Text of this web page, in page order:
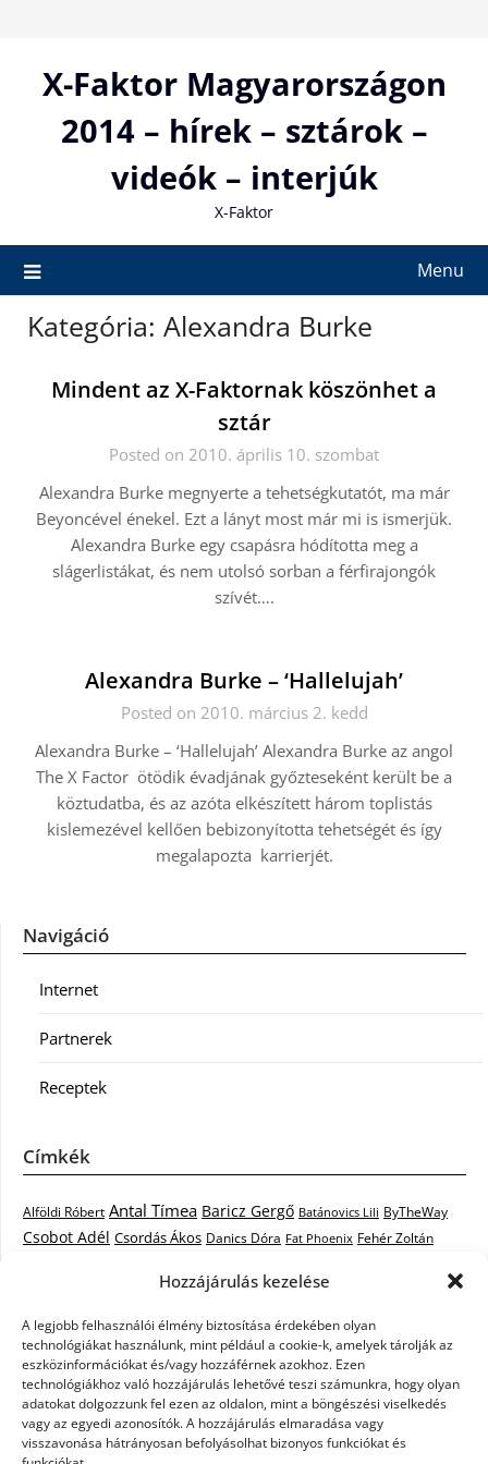
Hozzájárulás kezelése
A legjobb felhasználói élmény biztosítása érdekében olyan
technológiákat használunk, mint például a cookie-k, amelyek tárolják az
eszközinformációkat és/vagy hozzáférnek azokhoz. Ezen
technológiákhoz való hozzájárulás lehetővé teszi számunkra, hogy olyan
adatokat dolgozzunk fel ezen az oldalon, mint a böngészési viselkedés
vagy az egyedi azonosítók. A hozzájárulás elmaradása vagy
visszavonása hátrányosan befolyásolhat bizonyos funkciókat és
contentX-Faktor Magyarországon
2014 – hírek – sztárok –
videók – interjúk
X-Faktor
Menu
Kategória: Alexandra Burke
Mindent az X-Faktornak köszönhet a
sztár
Posted on 2010. április 10. szombat
Alexandra Burke megnyerte a tehetségkutatót, ma már
Beyoncével énekel. Ezt a lányt most már mi is ismerjük.
Alexandra Burke egy csapásra hódította meg a
slágerlistákat, és nem utolsó sorban a férfirajongók
szívét….
Alexandra Burke – ‘Hallelujah’
Posted on 2010. március 2. kedd
Alexandra Burke – ‘Hallelujah’ Alexandra Burke az angol
The X Factor ötödik évadjának győzteseként került be a
köztudatba, és az azóta elkészített három toplistás
kislemezével kellően bebizonyította tehetségét és így
megalapozta karrierjét.
Navigáció
Internet
Partnerek
Receptek
Címkék
Alföldi Róbert Antal Tímea Baricz Gergő Batánovics Lili ByTheWay
Csobot Adél Csordás Ákos Danics Dóra Fat Phoenix Fehér Zoltán
Kovács László Stone
Krasznai Tünde Like LiL C. Malek Miklós mentor Muri Enikő
Nagy Feró Oláh Gergő Péterffy Lili Rocktenors RTL Klub
Cowell Szabó Dávid Szabó Ádám Szikora Róbert Takács Nikolas
Tarány Tamás Tóth Gabi Vastag Csaba Vastag Tamás